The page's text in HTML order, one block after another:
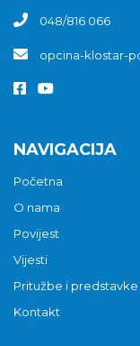
048/816 066
opcina-klostar-
NAVIGACIJA
Početna
O nama
Povijest
Vijesti
Pritužbe i predstavke
Kontakt